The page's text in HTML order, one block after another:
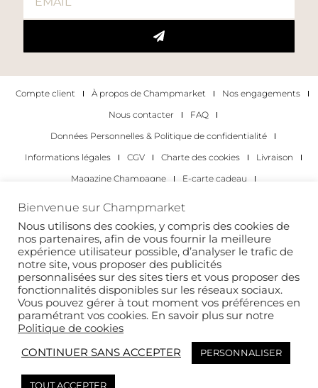
Compte client À propos de Champmarket
Nos engagements
Nous contacter
FAQ
Données Personnelles & Politique de confidentialité
Informations légales
CGV Charte des cookies
Livraison
Magazine Champagne
E-carte cadeau
Les occasions pour déguster du champagne
Pour les particuliers
Pour les entreprises
Copyright 2022 © tous droits réservés. Champmarket.
Bienvenue sur Champmarket
Nous utilisons des cookies, y compris des cookies de
nos partenaires, afin de vous fournir la meilleure
expérience utilisateur possible, d’analyser le trafic de
notre site, vous proposer des publicités
personnalisées sur des sites tiers et vous proposer des
fonctionnalités disponibles sur les réseaux sociaux.
Vous pouvez gérer à tout moment vos préférences en
paramétrant vos cookies. En savoir plus sur notre
Politique de cookies
CONTINUER SANS ACCEPTER
PERSONNALISER
TOUT ACCEPTER